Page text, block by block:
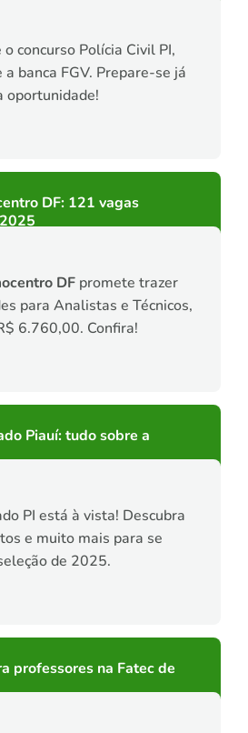
concurso Polícia Civil PI,
banca FGV. Prepare-se já
oportunidade!
DF: 121 vagas
DF promete trazer
para Analistas e Técnicos,
6.760,00. Confira!
Piauí: tudo sobre a
PI está à vista! Descubra
e muito mais para se
de 2025.
professores na Fatec de